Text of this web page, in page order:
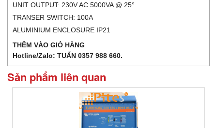
UNIT OUTPUT: 230V AC 5000VA @ 25°
TRANSER SWITCH: 100A
ALUMINIUM ENCLOSURE IP21
THÊM VÀO GIỎ HÀNG
Hotline/Zalo: TUẤN 0357 988 660.
Sản phẩm liên quan